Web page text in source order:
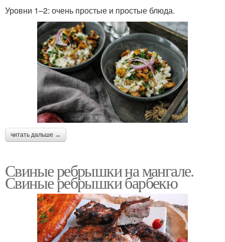
Уровни 1–2: очень простые и простые блюда.
читать дальше →
Свиные ребрышки на мангале.
Свиные ребрышки барбекю